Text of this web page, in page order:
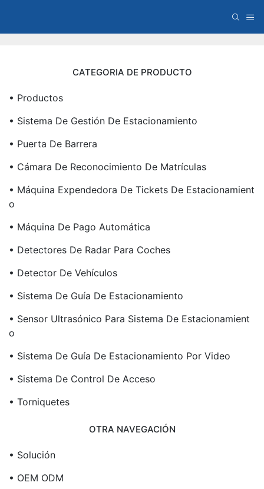
CATEGORIA DE PRODUCTO
• Productos
• Sistema De Gestión De Estacionamiento
• Puerta De Barrera
• Cámara De Reconocimiento De Matrículas
• Máquina Expendedora De Tickets De Estacionamient
O
• Máquina De Pago Automática
• Detectores De Radar Para Coches
• Detector De Vehículos
• Sistema De Guía De Estacionamiento
• Sensor Ultrasónico Para Sistema De Estacionamient
O
• Sistema De Guía De Estacionamiento Por Video
• Sistema De Control De Acceso
• Torniquetes
OTRA NAVEGACIÓN
• Solución
• OEM ODM